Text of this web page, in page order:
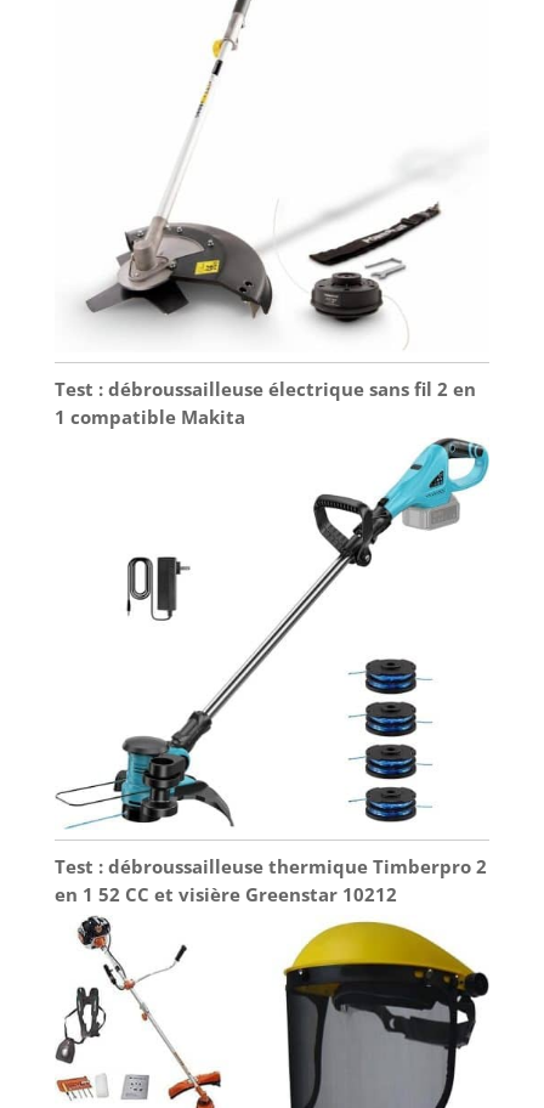
Test : débroussailleuse électrique sans fil 2 en
1 compatible Makita
Test : débroussailleuse thermique Timberpro 2
en 1 52 CC et visière Greenstar 10212